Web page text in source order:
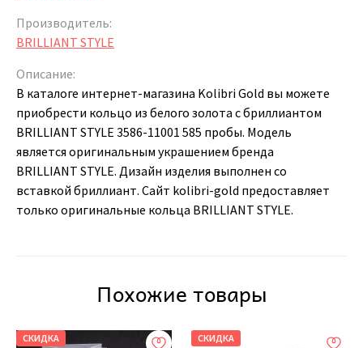
Производитель:
BRILLIANT STYLE
Описание:
В каталоге интернет-магазина Kolibri Gold вы можете
приобрести кольцо из белого золота с бриллиантом
BRILLIANT STYLE 3586-11001 585 пробы. Модель
является оригинальным украшением бренда
BRILLIANT STYLE. Дизайн изделия выполнен со
вставкой бриллиант. Сайт kolibri-gold предоставляет
только оригинальные кольца BRILLIANT STYLE.
Похожие товары
СКИДКА СКИДКА